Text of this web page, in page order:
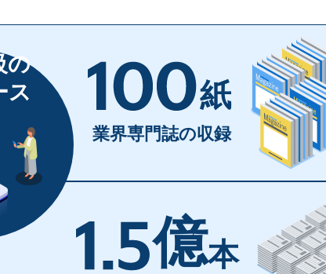
紙
業界専門誌の収録
億本
の
ス